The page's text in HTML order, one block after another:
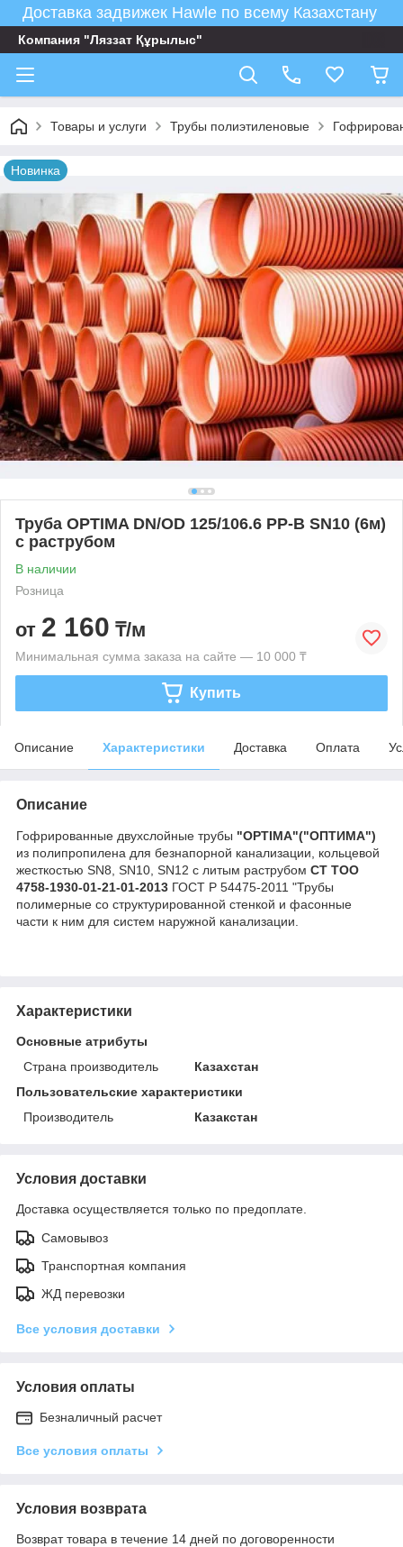
Доставка задвижек Hawle по всему Казахстану
Компания "Ляззат Құрылыс"
Товары и услуги Трубы полиэтиленовые
Новинка
Труба OPTIMA DN/OD 125/106.6 PP-B SN10 (6м)
с раструбом
В наличии
Розница
от 2 160 ₸/м
Минимальная сумма заказа на сайте — 10 000 ₸
Купить
Описание Характеристики Доставка Оплата
Описание
Гофрированные двухслойные трубы "OPTIMA"("ОПТИМА")
из полипропилена для безнапорной канализации, кольцевой
жесткостью SN8, SN10, SN12 с литым раструбом СТ ТОО
4758-1930-01-21-01-2013 ГОСТ Р 54475-2011 "Трубы
полимерные со структурированной стенкой и фасонные
части к ним для систем наружной канализации.
Характеристики
Основные атрибуты
Страна производитель
Казахстан
Пользовательские характеристики
Производитель
Казакстан
Условия доставки
Доставка осуществляется только по предоплате.
Самовывоз
Транспортная компания
ЖД перевозки
Все условия доставки
Условия оплаты
Безналичный расчет
Все условия оплаты
Условия возврата
Возврат товара в течение 14 дней по договоренности